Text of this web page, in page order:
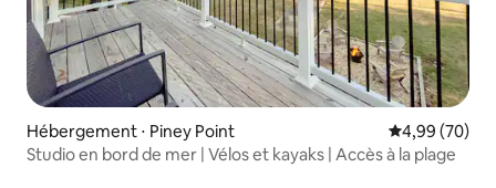
Hébergement ⋅ Piney Point Évaluation
4,99 (70)
Studio en bord de mer | Vélos et kayaks | Accès à la plage